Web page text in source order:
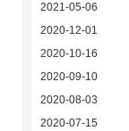
2021-05-06
2020-12-01
2020-10-16
2020-09-10
2020-08-03
2020-07-15